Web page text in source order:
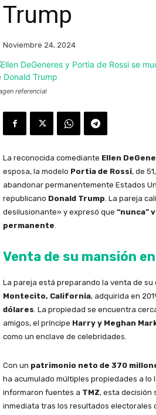
Trump
Noviembre 24, 2024
referencial
La reconocida comediante Ellen
esposa, la modelo Portia de Rossi, de
abandonar permanentemente Estados
republicano Donald Trump. La pareja
desilusionante» y expresó que “nunca”
permanente.
Venta de su mansión
La pareja está preparando la venta de su
Montecito, California, adquirida en
dólares. La propiedad se encuentra
amigos, el príncipe Harry y Meghan
como un enclave de celebridades.
Con un patrimonio neto de 370
ha acumulado múltiples propiedades a lo
informaron fuentes a TMZ, esta decisión
inmediata tras los resultados electorales